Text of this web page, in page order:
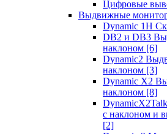
Цифровые
Выдвижные
Dynamic 1Н
DB2 и DB3
наклоном [6]
Dynamic2
наклоном [3]
Dynamic X2
наклоном [8]
с наклоном и
[2]